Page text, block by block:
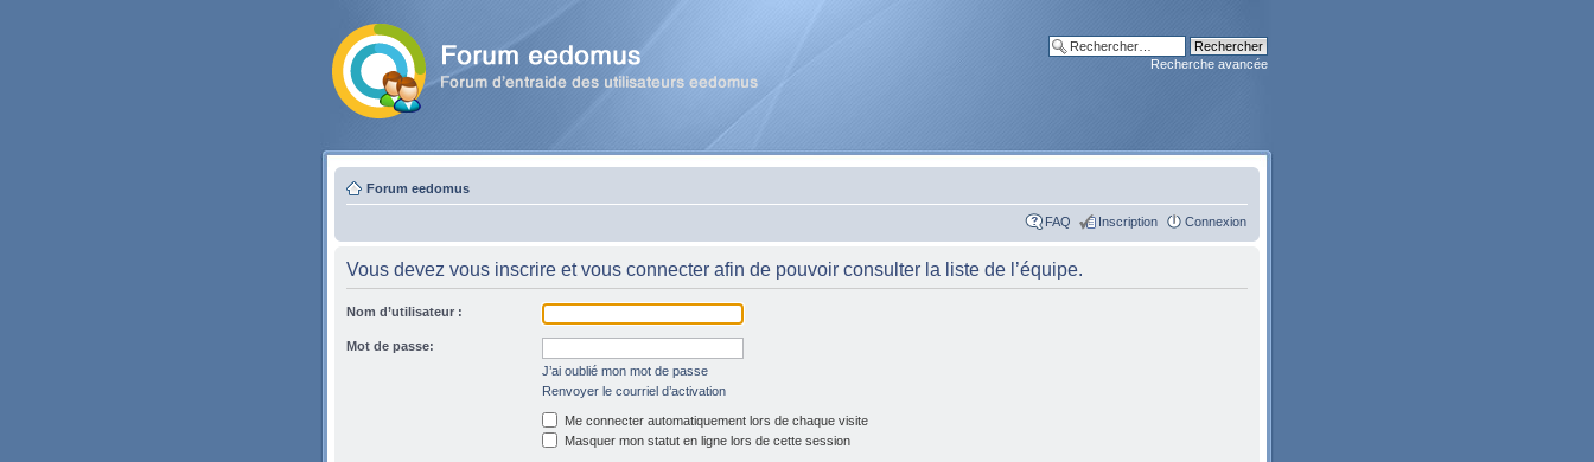
Recherche avancée
Forum eedomus
FAQ Inscription Connexion
Vous devez vous inscrire et vous connecter afin de pouvoir consulter la liste de l’équipe.
Nom d’utilisateur :
Mot de passe:
J’ai oublié mon mot de passe
Renvoyer le courriel d’activation
Me connecter automatiquement lors de chaque visite
Masquer mon statut en ligne lors de cette session